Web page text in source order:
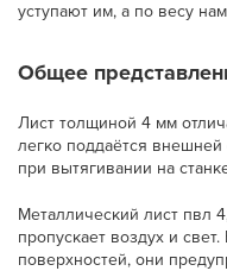
уступают им, а по весу
Общее
Лист толщиной 4 мм
легко поддаётся
при вытягивании на
Металлический лист пвл
пропускает воздух и
поверхностей, они